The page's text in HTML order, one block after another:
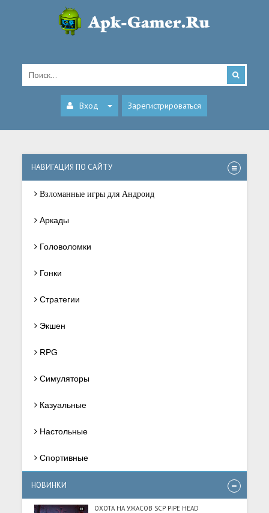
Вход Зарегистрироваться
НАВИГАЦИЯ ПО САЙТУ
Взломанные игры для Андроид
Аркады
Головоломки
Гонки
Стратегии
Экшен
RPG
Симуляторы
Казуальные
Настольные
Спортивные
НОВИНКИ
ОХОТА НА УЖАСОВ SCP PIPE HEAD